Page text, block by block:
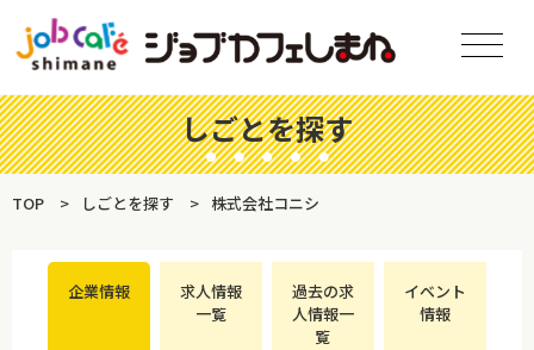
しごとを探す
TOP しごとを探す 株式会社コニシ
企業情報
求人情報
一覧
過去の求
人情報一
覧
イベント
情報